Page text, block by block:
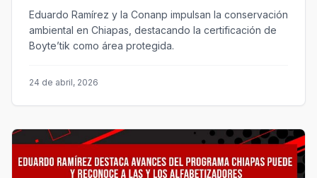
Eduardo Ramírez y la Conanp impulsan la conservación
ambiental en Chiapas, destacando la certificación de
Boyte’tik como área protegida.
24 de abril, 2026